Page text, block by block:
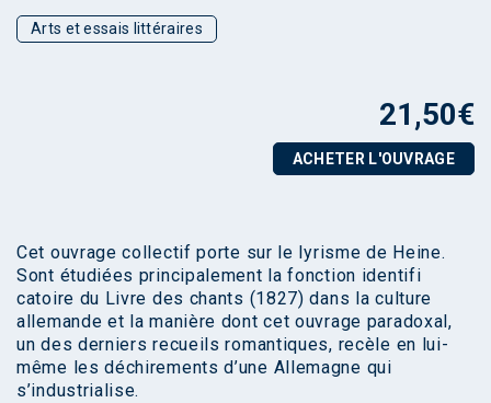
Arts et essais littéraires
21,50€
ACHETER L'OUVRAGE
Cet ouvrage collectif porte sur le lyrisme de Heine.
Sont étudiées principalement la fonction identifi
catoire du Livre des chants (1827) dans la culture
allemande et la manière dont cet ouvrage paradoxal,
un des derniers recueils romantiques, recèle en lui-
même les déchirements d’une Allemagne qui
s’industrialise.